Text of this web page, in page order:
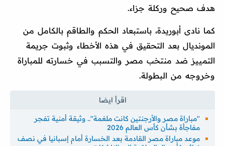
هدف صحيح وركلة جزاء.
كما نادى أبوريدة، باستبعاد الحكم والطاقم بالكامل من
المونديال بعد التحقيق في هذه الأخطاء وثبوت جريمة
التمييز ضد منتخب مصر والتسبب في خسارته للمباراة
وخروجه من البطولة.
"مباراة مصر والأرجنتين كانت ملغمة".. وثيقة أمنية تفجر
مفاجأة بشأن كأس العالم 2026
موعد مباراة مصر القادمة بعد الخسارة أمام إسبانيا في نصف